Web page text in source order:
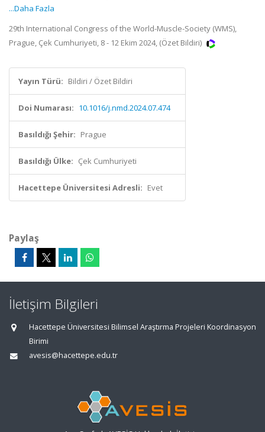
...Daha Fazla
29th International Congress of the World-Muscle-Society (WMS),
Prague, Çek Cumhuriyeti, 8 - 12 Ekim 2024, (Özet Bildiri)
Yayın Türü: Bildiri / Özet Bildiri
Doi Numarası: 10.1016/j.nmd.2024.07.474
Basıldığı Şehir: Prague
Basıldığı Ülke: Çek Cumhuriyeti
Hacettepe Üniversitesi Adresli: Evet
Paylaş
İletişim Bilgileri
Hacettepe Üniversitesi Bilimsel Araştırma Projeleri Koordinasyon
Birimi
avesis@hacettepe.edu.tr